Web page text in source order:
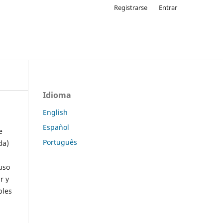
Registrarse Entrar
y
Idioma
English
Español
Português